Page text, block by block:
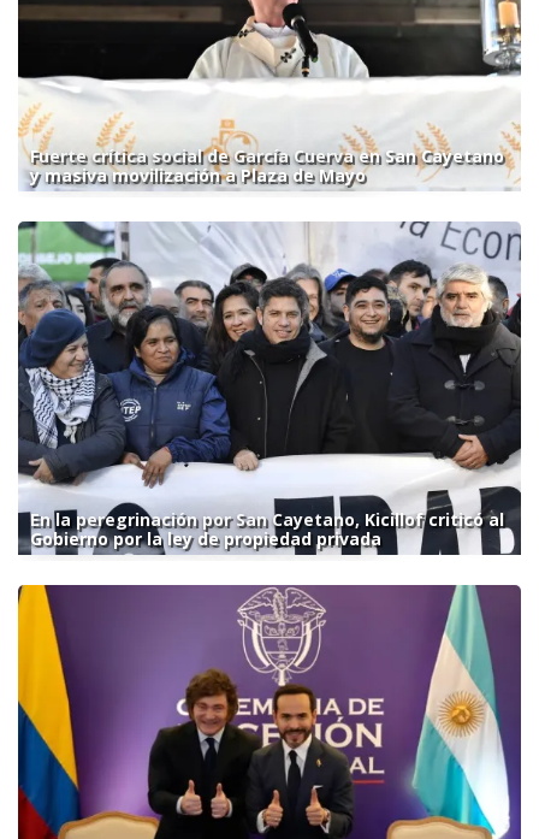
Fuerte crítica social de García Cuerva en San Cayetano
y masiva movilización a Plaza de Mayo
En la peregrinación por San Cayetano, Kicillof criticó al
Gobierno por la ley de propiedad privada